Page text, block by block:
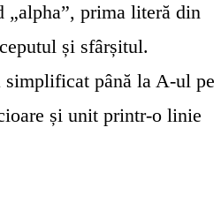
„alpha”, prima literă din
și sfârșitul.
până la A-ul pe
și unit printr-o linie